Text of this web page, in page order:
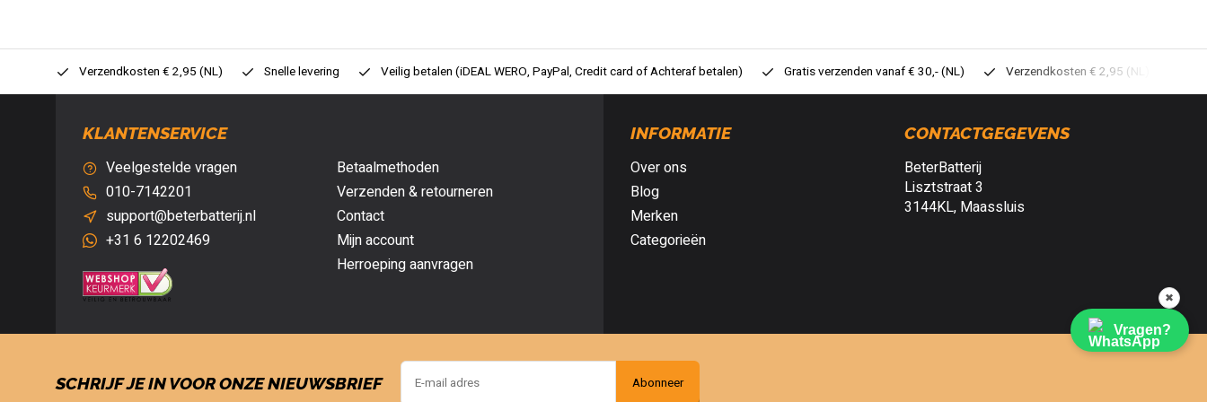
Verzendkosten € 2,95 (NL) Snelle levering Veilig betalen (iDEAL WERO, PayPal, Credit card of Achteraf betalen) Gratis verzenden vanaf € 30,- (NL) Verzendkosten € 2,95 (NL)
KLANTENSERVICE
Veelgestelde vragen
010-7142201
support@beterbatterij.nl
+31 6 12202469
Betaalmethoden
Verzenden & retourneren
Contact
Mijn account
Herroeping aanvragen
INFORMATIE
Over ons
Blog
Merken
Categorieën
CONTACTGEGEVENS
BeterBatterij
Lisztstraat 3
3144KL, Maassluis
SCHRIJF JE IN VOOR ONZE NIEUWSBRIEF Abonneer
✖
Vragen?